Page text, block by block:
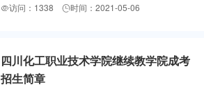
访问：1338 时间：2021-05-06
四川化工职业技术学院继续教学院成考
招生简章